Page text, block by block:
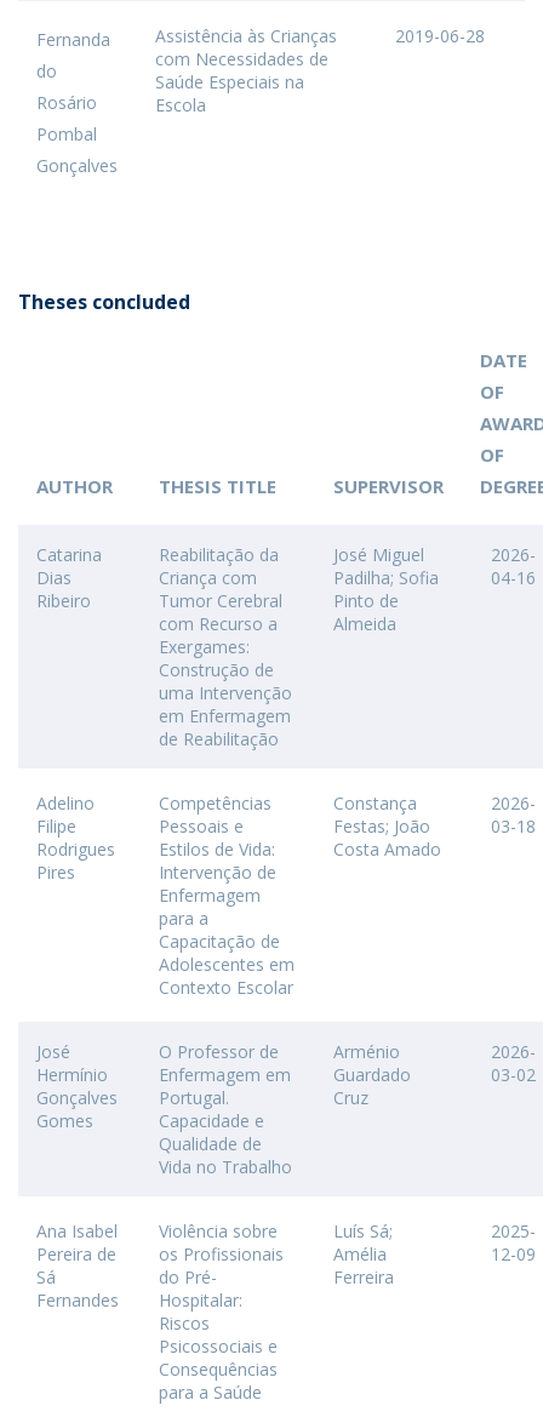
Fernanda
do
Rosário
Pombal
Gonçalves
Assistência às Crianças
com Necessidades de
Saúde Especiais na
Escola
2019-06-28
Theses concluded
AUTHOR THESIS TITLE SUPERVISOR
DATE
OF
OF
Catarina
Dias
Ribeiro
Reabilitação da
Criança com
Tumor Cerebral
com Recurso a
Exergames:
Construção de
uma Intervenção
em Enfermagem
de Reabilitação
José Miguel
Padilha; Sofia
Pinto de
Almeida
2026-
04-16
Adelino
Filipe
Rodrigues
Pires
Competências
Pessoais e
Estilos de Vida:
Intervenção de
Enfermagem
para a
Capacitação de
Adolescentes em
Contexto Escolar
Constança
Festas; João
Costa Amado
2026-
03-18
José
Hermínio
Gonçalves
Gomes
O Professor de
Enfermagem em
Portugal.
Capacidade e
Qualidade de
Vida no Trabalho
Arménio
Guardado
Cruz
2026-
03-02
Ana Isabel
Pereira de
Sá
Fernandes
Violência sobre
os Profissionais
do Pré-
Hospitalar:
Riscos
Psicossociais e
Consequências
para a Saúde
Luís Sá;
Amélia
Ferreira
2025-
12-09